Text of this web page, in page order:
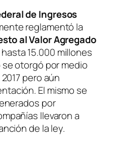
de Ingresos
reglamentó la
al Valor Agregado
15.000 millones
otorgó por medio
pero aún
El mismo se
por
llevaron a
de la ley.